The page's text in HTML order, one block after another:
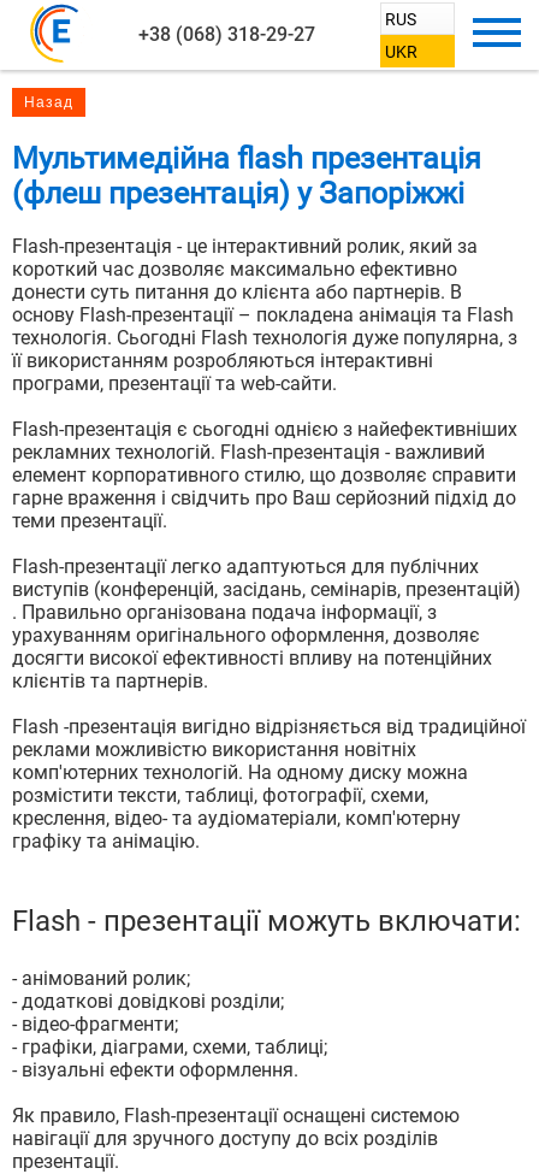
Обміняйте
на новий
зі знижкою
2000 грн
Для цього надішліть
свої контакти
та посилання на
старий сайт
проект
з нашим фахівцем?
Заповніть форму
і ми зв'яжемося з Вами
найближчим часом.
Сайт-візитівка
Landing Page
Корпоративний сайт
Інтернет-магазин
Інтернет-каталог
Розробка сайтів
Контекстна реклама
Маркетингова стратегія
SMM
Маркетинг
Контакти
Обміняйте старий сайт
Для цього надішліть свої контакти
та посилання на старий сайт
+38 (068) 318-29-27
RUS
UKR
Мультимедійна flash презентація
(флеш презентація) у Запоріжжі
Flash-презентація - це інтерактивний ролик, який за
короткий час дозволяє максимально ефективно
донести суть питання до клієнта або партнерів. В
основу Flash-презентації – покладена анімація та Flash
технологія. Сьогодні Flash технологія дуже популярна, з
її використанням розробляються інтерактивні
програми, презентації та web-сайти.
Flash-презентація є сьогодні однією з найефективніших
рекламних технологій. Flash-презентація - важливий
елемент корпоративного стилю, що дозволяє справити
гарне враження і свідчить про Ваш серйозний підхід до
теми презентації.
Flash-презентації легко адаптуються для публічних
виступів (конференцій, засідань, семінарів, презентацій)
. Правильно організована подача інформації, з
урахуванням оригінального оформлення, дозволяє
досягти високої ефективності впливу на потенційних
клієнтів та партнерів.
Flash -презентація вигідно відрізняється від традиційної
реклами можливістю використання новітніх
комп'ютерних технологій. На одному диску можна
розмістити тексти, таблиці, фотографії, схеми,
креслення, відео- та аудіоматеріали, комп'ютерну
графіку та анімацію.
Flash - презентації можуть включати:
- анімований ролик;
- додаткові довідкові розділи;
- відео-фрагменти;
- графіки, діаграми, схеми, таблиці;
- візуальні ефекти оформлення.
Як правило, Flash-презентації оснащені системою
навігації для зручного доступу до всіх розділів
презентації.